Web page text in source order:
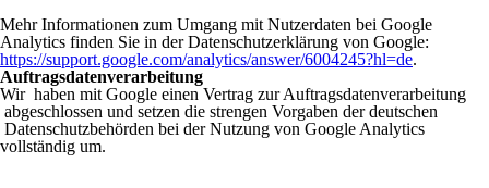
Mehr Informationen zum Umgang mit Nutzerdaten bei Google
Analytics finden Sie in der Datenschutzerklärung von Google:
https://support.google.com/analytics/answer/6004245?hl=de.
Auftragsdatenverarbeitung
Wir haben mit Google einen Vertrag zur Auftragsdatenverarbeitung
abgeschlossen und setzen die strengen Vorgaben der deutschen
Datenschutzbehörden bei der Nutzung von Google Analytics
vollständig um.